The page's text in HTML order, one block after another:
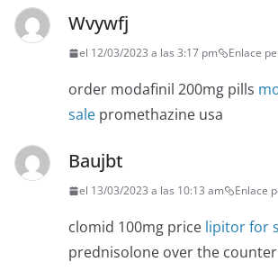
Wvywfj
el 12/03/2023 a las 3:17 pm Enlace
order modafinil 200mg pills
sale promethazine usa
Baujbt
el 13/03/2023 a las 10:13 am Enlace
clomid 100mg price lipitor for
prednisolone over the counter